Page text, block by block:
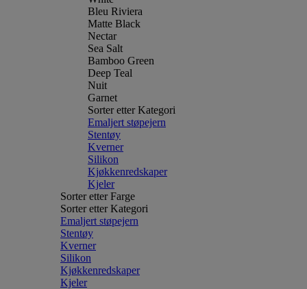
Bleu Riviera
Matte Black
Nectar
Sea Salt
Bamboo Green
Deep Teal
Nuit
Garnet
Sorter etter Kategori
Emaljert støpejern
Stentøy
Kverner
Silikon
Kjøkkenredskaper
Kjeler
Sorter etter Farge
Sorter etter Kategori
Emaljert støpejern
Stentøy
Kverner
Silikon
Kjøkkenredskaper
Kjeler